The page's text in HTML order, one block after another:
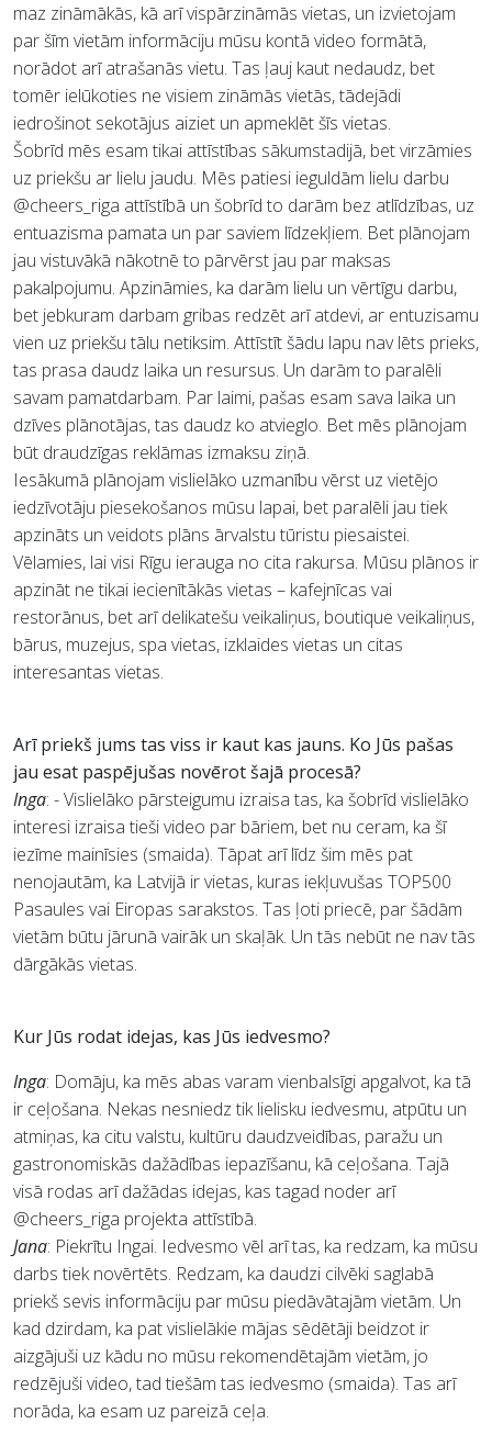
maz zināmākās, kā arī vispārzināmās vietas, un izvietojam
par šīm vietām informāciju mūsu kontā video formātā,
norādot arī atrašanās vietu. Tas ļauj kaut nedaudz, bet
tomēr ielūkoties ne visiem zināmās vietās, tādejādi
iedrošinot sekotājus aiziet un apmeklēt šīs vietas.
Šobrīd mēs esam tikai attīstības sākumstadijā, bet virzāmies
uz priekšu ar lielu jaudu. Mēs patiesi ieguldām lielu darbu
@cheers_riga attīstībā un šobrīd to darām bez atlīdzības, uz
entuazisma pamata un par saviem līdzekļiem. Bet plānojam
jau vistuvākā nākotnē to pārvērst jau par maksas
pakalpojumu. Apzināmies, ka darām lielu un vērtīgu darbu,
bet jebkuram darbam gribas redzēt arī atdevi, ar entuzisamu
vien uz priekšu tālu netiksim. Attīstīt šādu lapu nav lēts prieks,
tas prasa daudz laika un resursus. Un darām to paralēli
savam pamatdarbam. Par laimi, pašas esam sava laika un
dzīves plānotājas, tas daudz ko atvieglo. Bet mēs plānojam
būt draudzīgas reklāmas izmaksu ziņā.
Iesākumā plānojam vislielāko uzmanību vērst uz vietējo
iedzīvotāju piesekošanos mūsu lapai, bet paralēli jau tiek
apzināts un veidots plāns ārvalstu tūristu piesaistei.
Vēlamies, lai visi Rīgu ierauga no cita rakursa. Mūsu plānos ir
apzināt ne tikai iecienītākās vietas – kafejnīcas vai
restorānus, bet arī delikatešu veikaliņus, boutique veikaliņus,
bārus, muzejus, spa vietas, izklaides vietas un citas
interesantas vietas.
Arī priekš jums tas viss ir kaut kas jauns. Ko Jūs pašas
jau esat paspējušas novērot šajā procesā?
Inga: - Vislielāko pārsteigumu izraisa tas, ka šobrīd vislielāko
interesi izraisa tieši video par bāriem, bet nu ceram, ka šī
iezīme mainīsies (smaida). Tāpat arī līdz šim mēs pat
nenojautām, ka Latvijā ir vietas, kuras iekļuvušas TOP500
Pasaules vai Eiropas sarakstos. Tas ļoti priecē, par šādām
vietām būtu jārunā vairāk un skaļāk. Un tās nebūt ne nav tās
dārgākās vietas.
Kur Jūs rodat idejas, kas Jūs iedvesmo?
Inga: Domāju, ka mēs abas varam vienbalsīgi apgalvot, ka tā
ir ceļošana. Nekas nesniedz tik lielisku iedvesmu, atpūtu un
atmiņas, ka citu valstu, kultūru daudzveidības, paražu un
gastronomiskās dažādības iepazīšanu, kā ceļošana. Tajā
visā rodas arī dažādas idejas, kas tagad noder arī
@cheers_riga projekta attīstībā.
Jana: Piekrītu Ingai. Iedvesmo vēl arī tas, ka redzam, ka mūsu
darbs tiek novērtēts. Redzam, ka daudzi cilvēki saglabā
priekš sevis informāciju par mūsu piedāvātajām vietām. Un
kad dzirdam, ka pat vislielākie mājas sēdētāji beidzot ir
aizgājuši uz kādu no mūsu rekomendētajām vietām, jo
redzējuši video, tad tiešām tas iedvesmo (smaida). Tas arī
norāda, ka esam uz pareizā ceļa.